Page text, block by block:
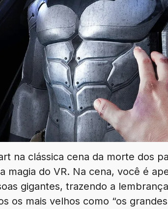
na clássica cena da morte dos
magia do VR. Na cena, você é
gigantes, trazendo a
os mais velhos como “os